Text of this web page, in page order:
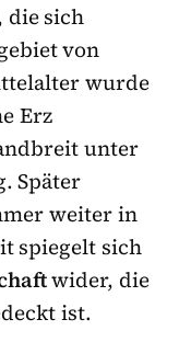
die sich
von
wurde
Erz
unter
Später
weiter in
spiegelt sich
wider, die
ist.